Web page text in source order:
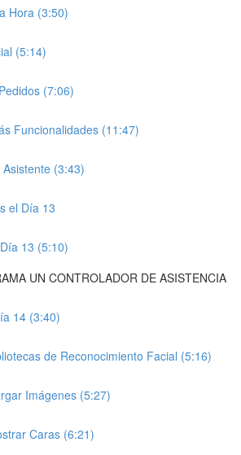
Hora (3:50)
(5:14)
(7:06)
Funcionalidades (11:47)
(3:43)
el Día 13
13 (5:10)
UN CONTROLADOR DE ASISTENCIA
14 (3:40)
de Reconocimiento Facial (5:16)
Imágenes (5:27)
Caras (6:21)